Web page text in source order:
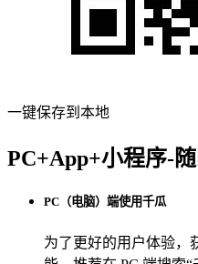
一键保存到本地
PC+App+小程序-
PC（电脑）端使用千瓜
为了更好的用户体验，